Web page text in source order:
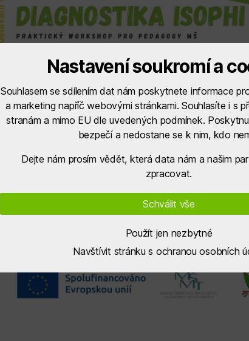
Nastavení soukromí a
Souhlasem se sdílením dat nám poskytnete informace
a marketing napříč webovými stránkami. Souhlasíte i s
stranám a mimo EU dle uvedených podmínek.
bezpečí a nedostane se k nim, kdo
Dejte nám prosím vědět, která data nám a našim
zpracovat.
Schválit vše
Použít jen nezbytné
Navštívit stránku s ochranou osobních